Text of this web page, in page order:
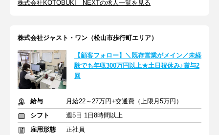
株式会社KOTOBUKI NEXTの求人一覧を見る
株式会社ジャスト・ワン（松山市歩行町エリア）
【顧客フォロー】＼既存営業がメイン／未経
験でも年収300万円以上★土日祝休み♪賞与2
回
給与
月給22～27万円+交通費（上限月5万円）
シフト
週5日 1日8時間以上
雇用形態
正社員